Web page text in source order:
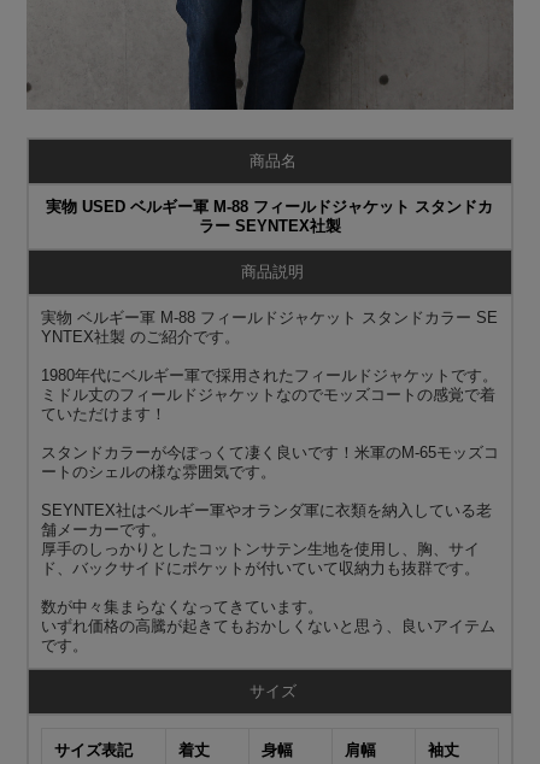
商品名
実物 USED ベルギー軍 M-88 フィールドジャケット スタンドカ
ラー SEYNTEX社製
商品説明
実物 ベルギー軍 M-88 フィールドジャケット スタンドカラー SE
YNTEX社製 のご紹介です。
1980年代にベルギー軍で採用されたフィールドジャケットです。
ミドル丈のフィールドジャケットなのでモッズコートの感覚で着
ていただけます！
スタンドカラーが今ぽっくて凄く良いです！米軍のM-65モッズコ
ートのシェルの様な雰囲気です。
SEYNTEX社はベルギー軍やオランダ軍に衣類を納入している老
舗メーカーです。
厚手のしっかりとしたコットンサテン生地を使用し、胸、サイ
ド、バックサイドにポケットが付いていて収納力も抜群です。
数が中々集まらなくなってきています。
いずれ価格の高騰が起きてもおかしくないと思う、良いアイテム
です。
サイズ
サイズ表記 着丈 身幅 肩幅 袖丈